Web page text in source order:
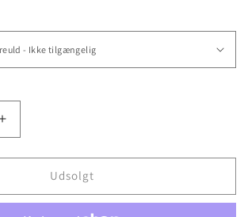
Øg
antallet
for
Tæppe
Udsolgt